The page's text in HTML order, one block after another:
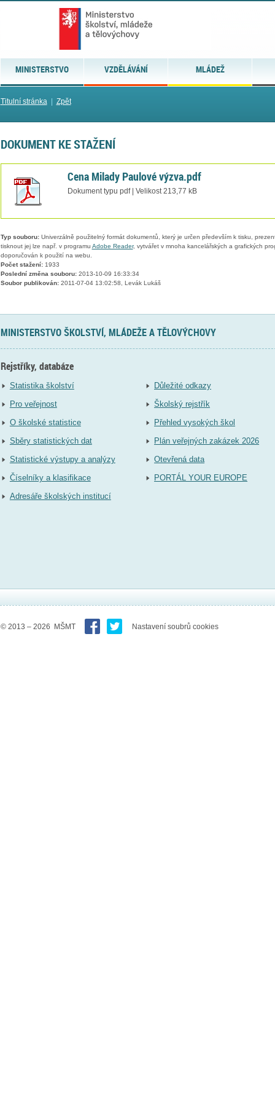
MINISTERSTVO VZDĚLÁVÁNÍ MLÁDEŽ
Titulní stránka| Zpět
DOKUMENT KE STAŽENÍ
Cena Milady Paulové výzva.pdf
Dokument typu pdf | Velikost 213,77 kB
Typ souboru:Univerzálně použitelný formát dokumentů, který je určen především k tisku,
tisknout jej lze např. v programu Adobe Reader, vytvářet v mnoha kancelářských a grafických
doporučován k použití na webu.
Počet stažení:1933
Poslední změna souboru:2013-10-09 16:33:34
Soubor publikován:2011-07-04 13:02:58, Levák Lukáš
MINISTERSTVO ŠKOLSTVÍ, MLÁDEŽE A TĚLOVÝCHOVY
Rejstříky, databáze
Statistika školství
Pro veřejnost
O školské statistice
Sběry statistických dat
Statistické výstupy a analýzy
Číselníky a klasifikace
Adresáře školských institucí
Důležité odkazy
Školský rejstřík
Přehled vysokých škol
Plán veřejných zakázek 2026
Otevřená data
PORTÁL YOUR EUROPE
© 2013 – 2026 MŠMT Nastavení soubrů cookies